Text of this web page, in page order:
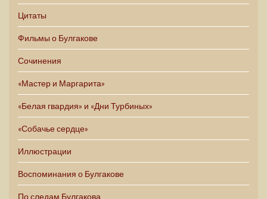
Цитаты
Фильмы о Булгакове
Сочинения
«Мастер и Маргарита»
«Белая гвардия» и «Дни Турбиных»
«Собачье сердце»
Иллюстрации
Воспоминания о Булгакове
По следам Булгакова